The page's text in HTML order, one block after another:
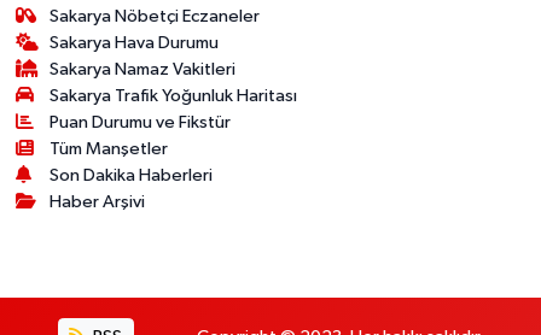
Sakarya Nöbetçi Eczaneler
Sakarya Hava Durumu
Sakarya Namaz Vakitleri
Sakarya Trafik Yoğunluk Haritası
Puan Durumu ve Fikstür
Tüm Manşetler
Son Dakika Haberleri
Haber Arşivi